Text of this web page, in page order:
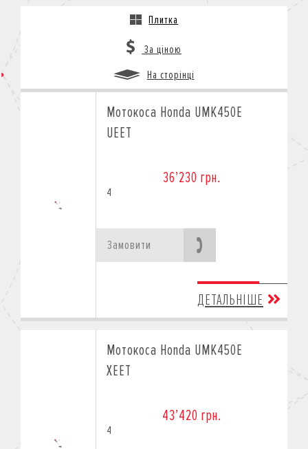
Плитка
За ціною
На сторінці
Мотокоса Honda UMK450E
UEET
36’230 грн.
4
Замовити
ДЕТАЛЬНІШЕ
Мотокоса Honda UMK450E
XEET
43’420 грн.
4